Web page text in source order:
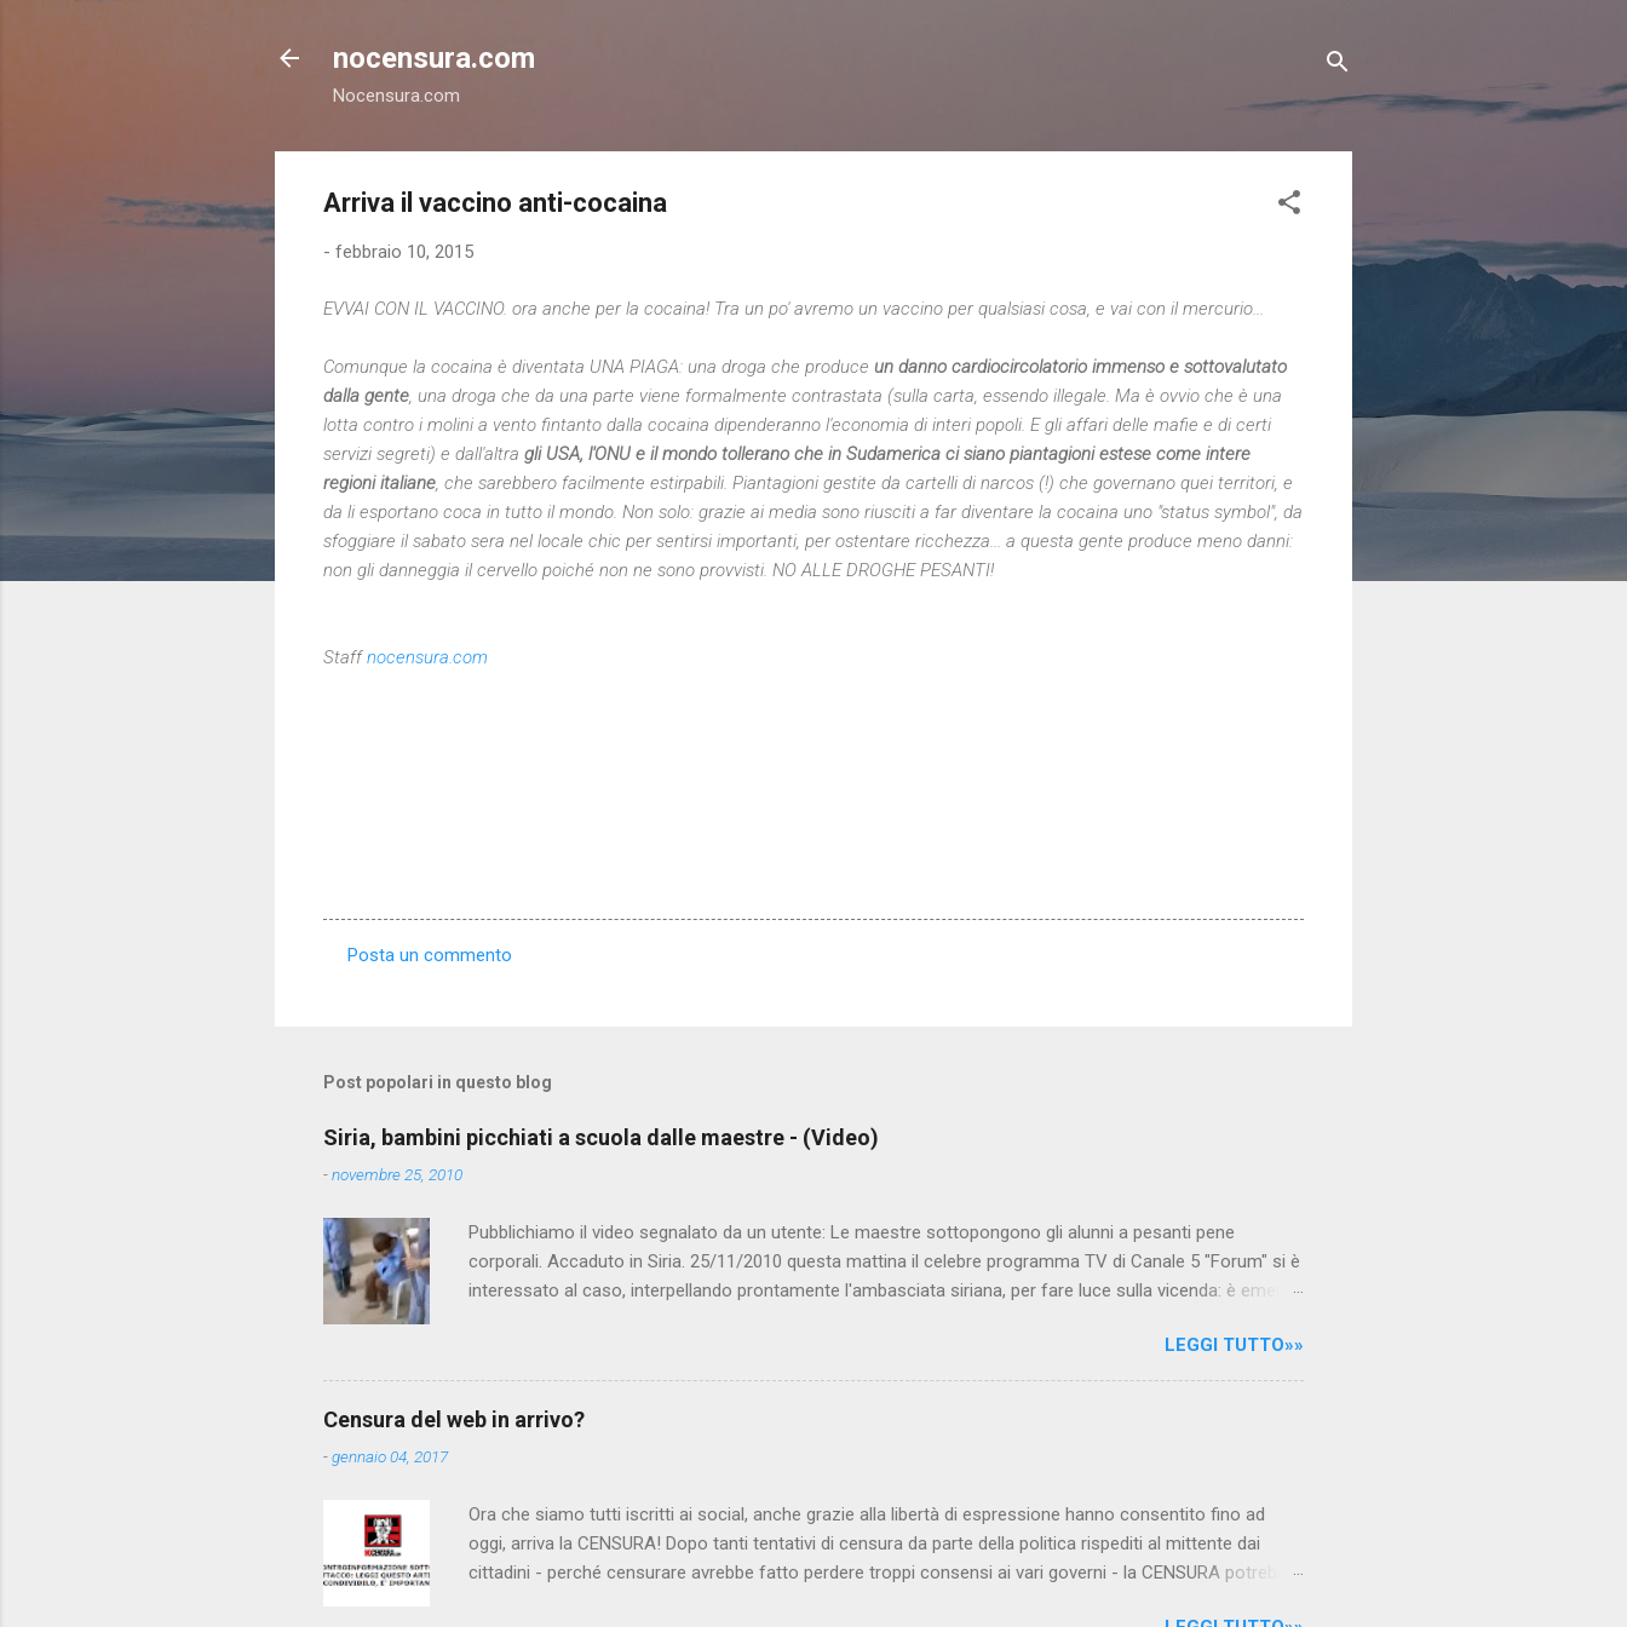
nocensura.com
Nocensura.com
Arriva il vaccino anti-cocaina
- febbraio 10, 2015
EVVAI CON IL VACCINO. ora anche per la cocaina! Tra un po' avremo un vaccino per qualsiasi cosa, e vai con il mercurio...
Comunque la cocaina è diventata UNA PIAGA: una droga che produce un danno cardiocircolatorio immenso e sottovalutato
dalla gente , una droga che da una parte viene formalmente contrastata (sulla carta, essendo illegale. Ma è ovvio che è una
lotta contro i molini a vento fintanto dalla cocaina dipenderanno l'economia di interi popoli. E gli affari delle mafie e di certi
servizi segreti) e dall'altra gli USA, l'ONU e il mondo tollerano che in Sudamerica ci siano piantagioni estese come intere
regioni italiane , che sarebbero facilmente estirpabili. Piantagioni gestite da cartelli di narcos (!) che governano quei territori, e
da li esportano coca in tutto il mondo. Non solo: grazie ai media sono riusciti a far diventare la cocaina uno "status symbol", da
sfoggiare il sabato sera nel locale chic per sentirsi importanti, per ostentare ricchezza... a questa gente produce meno danni:
non gli danneggia il cervello poiché non ne sono provvisti. NO ALLE DROGHE PESANTI!
Staffnocensura.com
m
n
t
i
Posta un commento
Post popolari in questo blog
Siria, bambini picchiati a scuola dalle maestre - (Video)
-novembre 25, 2010
Pubblichiamo il video segnalato da un utente: Le maestre sottopongono gli alunni a pesanti pene
corporali. Accaduto in Siria. 25/11/2010 questa mattina il celebre programma TV di Canale 5 "Forum" si è
interessato al caso, interpellando prontamente l'ambasciata siriana, per fare luce sulla vicenda: è emerso
state punite e allontanate dalla scuola. LEGGI IL SERVIZIO . staff nocensura.com Condividi su Facebook
LEGGI TUTTO»»
Censura del web in arrivo?
-gennaio 04, 2017
Ora che siamo tutti iscritti ai social, anche grazie alla libertà di espressione hanno consentito fino ad
oggi, arriva la CENSURA! Dopo tanti tentativi di censura da parte della politica rispediti al mittente dai
cittadini - perché censurare avrebbe fatto perdere troppi consensi ai vari governi - la CENSURA potrebbe